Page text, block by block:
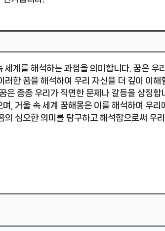
세계를 해석하는 과정을 의미합니다. 꿈은 우
러한 꿈을 해석하여 우리 자신을 더 깊이 이해
은 종종 우리가 직면한 문제나 갈등을 상징합
, 거울 속 세계 꿈해몽은 이를 해석하여 우리
심오한 의미를 탐구하고 해석함으로써 우